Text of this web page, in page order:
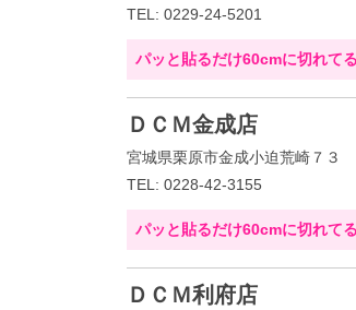
TEL: 0229-24-5201
パッと貼るだけ60cmに切れて
ＤＣＭ金成店
宮城県栗原市金成小迫荒崎７３
TEL: 0228-42-3155
パッと貼るだけ60cmに切れて
ＤＣＭ利府店